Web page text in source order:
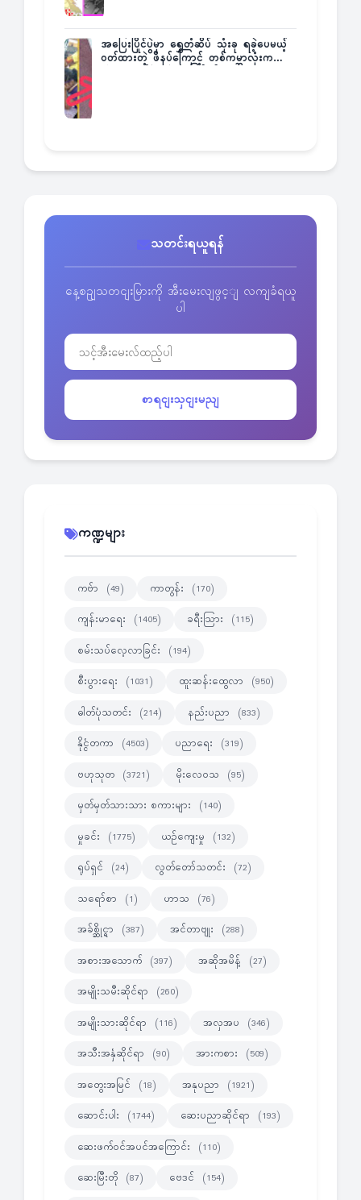
အပြေးပြိုင်ပွဲမှာ ရွှေတံဆိပ် သုံးခု ရခဲ့ပေမယ့်
ဝတ်ထားတဲ့ ဖိနပ်ကြောင့် တစ်ကမ္ဘာလုံးက
သတင်းရယူရန်
နေ့စဥျသတငျးမြားကို အီးမေးလျဖွင့ျ လကျခံရယူ
ပါ
စာရငျးသှငျးမညျ
ကဏ္ဍများ
ကဗ်ာ (49) ကာတွန်း (170)
ကျန်းမာရေး (1405) ခရီးသြား (115)
စမ်းသပ်လေ့လာခြင်း (194)
စီးပွားရေး (1031) ထူးဆန်းထွေလာ (950)
ဓါတ်ပုံသတင်း (214) နည်းပညာ (833)
နိုင္ငံတကာ (4503) ပညာရေး (319)
ဗဟုသုတ (3721) မိုးလေဝသ (95)
မှတ်မှတ်သားသား စကားများ (140)
မှုခင်း (1775) ယဉ်ကျေးမှု (132)
ရုပ်ရှင် (24) လွတ်တော်သတင်း (72)
သရော်စာ (1) ဟာသ (76)
အခ်စ္ဆိုင္ရာ (387) အင်တာဗျုး (288)
အစားအသောက် (397) အဆိုအမိန့် (27)
အမျိုးသမီးဆိုင်ရာ (260)
အမျိုးသားဆိုင်ရာ (116) အလှအပ (346)
အသီးအနှံဆိုင်ရာ (90) အားကစား (509)
အတွေးအမြင် (18) အနုပညာ (1921)
ဆောင်းပါး (1744) ဆေးပညာဆိုင်ရာ (193)
ဆေးဖက်ဝင်အပင်အကြောင်း (110)
ဆေးမြီးတို (87) ဗေဒင် (154)